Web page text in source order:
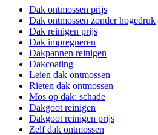
Dak ontmossen prijs
Dak ontmossen zonder hogedruk
Dak reinigen prijs
Dak impregneren
Dakpannen reinigen
Dakcoating
Leien dak ontmossen
Rieten dak ontmossen
Mos op dak: schade
Dakgoot reinigen
Dakgoot reinigen prijs
Zelf dak ontmossen